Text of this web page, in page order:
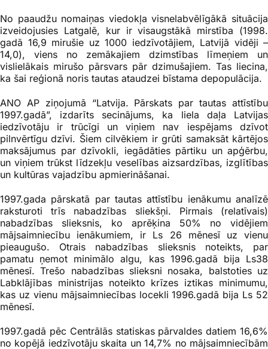
No paaudžu nomaiņas viedokļa visnelabvēlīgākā situācija
izveidojusies Latgalē, kur ir visaugstākā mirstība (1998.
gadā 16,9 mirušie uz 1000 iedzīvotājiem, Latvijā vidēji –
14,0), viens no zemākajiem dzimstības līmeņiem un
vislielākais mirušo pārsvars pār dzimušajiem. Tas liecina,
ka šai reģionā noris tautas ataudzei bīstama depopulācija.
ANO AP ziņojumā “Latvija. Pārskats par tautas attīstību
1997.gadā”, izdarīts secinājums, ka liela daļa Latvijas
iedzīvotāju ir trūcīgi un viņiem nav iespējams dzīvot
pilnvērtīgu dzīvi. Šiem cilvēkiem ir grūti samaksāt kārtējos
maksājumus par dzīvokli, iegādāties pārtiku un apģērbu,
un viņiem trūkst līdzekļu veselības aizsardzības, izglītības
un kultūras vajadzību apmierināšanai.
1997.gada pārskatā par tautas attīstību ienākumu analīzē
raksturoti trīs nabadzības sliekšņi. Pirmais (relatīvais)
nabadzības slieksnis, ko aprēķina 50% no vidējiem
mājsaimniecību ienākumiem, ir Ls 26 mēnesī uz vienu
pieaugušo. Otrais nabadzības slieksnis noteikts, par
pamatu ņemot minimālo algu, kas 1996.gadā bija Ls38
mēnesī. Trešo nabadzības slieksni nosaka, balstoties uz
Labklājības ministrijas noteikto krīzes iztikas minimumu,
kas uz vienu mājsaimniecības locekli 1996.gadā bija Ls 52
mēnesī.
1997.gadā pēc Centrālās statiskas pārvaldes datiem 16,6%
no kopējā iedzīvotāju skaita un 14,7% no mājsaimniecībām